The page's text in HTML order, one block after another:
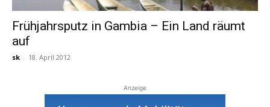
Frühjahrsputz in Gambia – Ein Land räumt
auf
sk - 18. April 2012
Anzeige